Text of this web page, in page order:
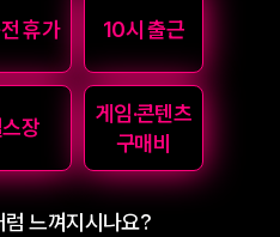
휴가 10시 출근
장
게임·콘텐츠
구매비
느껴지시나요?